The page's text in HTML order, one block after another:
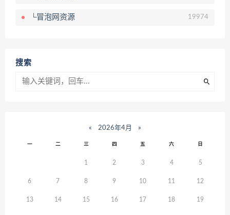
└冒泡网资源 19974
搜索
« 2026年4月 »
一 二 三 四 五 六 日
1 2 3 4 5
6 7 8 9 10 11 12
13 14 15 16 17 18 19